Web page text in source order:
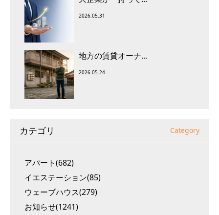
2026.05.31
地方の賃貸オーナ...
2026.05.24
カテゴリ Category
アパート(682)
イエステーション(85)
ウェーブハウス(279)
お知らせ(1241)